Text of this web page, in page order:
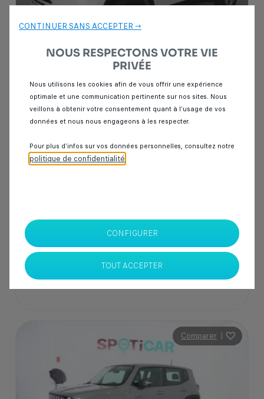
Jeep Compass
2.2 CRD 163 LIMITED 4X4
SPOTICAR Italcar BOUSKOURA
Comparer |
CONTINUER SANS ACCEPTER →
NOUS RESPECTONS VOTRE VIE
PRIVÉE
Nous utilisons les cookies afin de vous offrir une expérience
optimale et une communication pertinente sur nos sites. Nous
veillons à obtenir votre consentement quant à l’usage de vos
données et nous nous engageons à les respecter.
Pour plus d’infos sur vos données personnelles, consultez notre
politique de confidentialité
CONFIGURER
TOUT ACCEPTER